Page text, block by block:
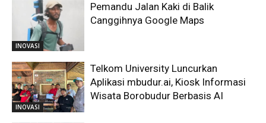
INOVASI
Pemandu Jalan Kaki di Balik
Canggihnya Google Maps
INOVASI
Telkom University Luncurkan
Aplikasi mbudur.ai, Kiosk Informasi
Wisata Borobudur Berbasis AI